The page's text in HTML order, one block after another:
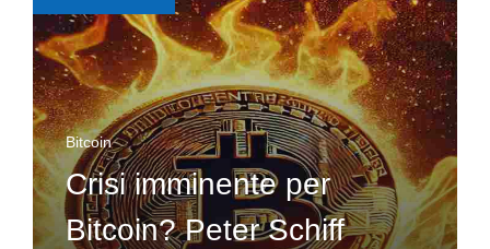
Bitcoin
Crisi imminente per
Bitcoin? Peter Schiff